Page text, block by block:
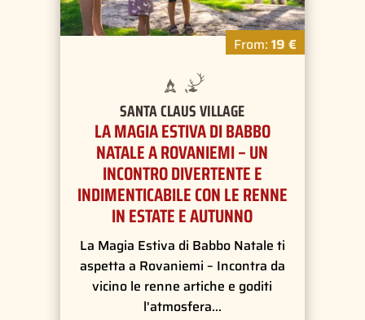
From: 19 €
SANTA CLAUS VILLAGE
LA MAGIA ESTIVA DI BABBO
NATALE A ROVANIEMI – UN
INCONTRO DIVERTENTE E
INDIMENTICABILE CON LE RENNE
IN ESTATE E AUTUNNO
La Magia Estiva di Babbo Natale ti
aspetta a Rovaniemi – Incontra da
vicino le renne artiche e goditi
l'atmosfera…